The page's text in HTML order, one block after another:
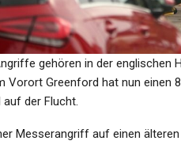
gehören in der englischen
Vorort Greenford hat nun einen
auf der Flucht.
Messerangriff auf einen
Admin Mar 18, 2022
Auch Ein Herthaner Ist